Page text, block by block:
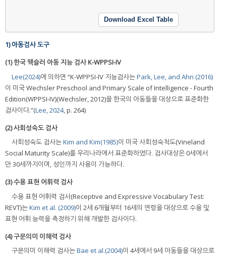
Download Excel Table
1) 아동검사 도구
(1) 한국 웩슬러 아동 지능 검사 K-WPPSI-IV
Lee(2024)에 의하면 “K-WPPSI-IV 지능검사는Park, Lee, and Ahn (2016)
이 미국 Wechsler Preschool and Primary Scale of Intelligence - Fourth
Edition(WPPSI-IV)(Wechsler, 2012)을 한국의 아동들을 대상으로 표준화한
검사이다.”(Lee, 2024, p. 264)
(2) 사회성숙도 검사
사회성숙도 검사는Kim and Kim(1985)이 미국 사회성숙척도(Vineland
Social Maturity Scale)를 우리나라에서 표준화하였다. 검사대상은 0세에서
만 30세까지이며, 성인까지 사용이 가능하다.
(3) 수용 표현 어휘력 검사
수용 표현 어휘력 검사(Receptive and Expressive Vocabulary Test:
REVT)는Kim et al. (2009)이 2세 6개월부터 16세의 연령을 대상으로 수용 및
표현 어휘 능력을 측정하기 위해 개발한 검사이다.
(4) 구문의미 이해력 검사
구문의미 이해력 검사는Bae et al.(2004)이 4세에서 9세 아동들을 대상으로